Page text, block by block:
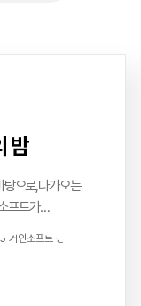
밤
으로,다가오는
프트가